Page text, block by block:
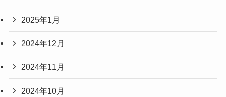
2025年1月
2024年12月
2024年11月
2024年10月